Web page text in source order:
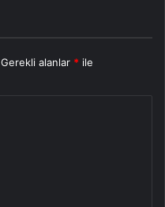
Gerekli alanlar * ile